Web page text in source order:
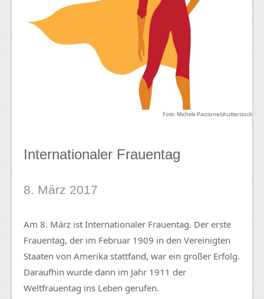
Foto: Michele Paccione/shutterstock
Internationaler Frauentag
8. März 2017
Am 8. März ist Internationaler Frauentag. Der erste
Frauentag, der im Februar 1909 in den Vereinigten
Staaten von Amerika stattfand, war ein großer Erfolg.
Daraufhin wurde dann im Jahr 1911 der
Weltfrauentag ins Leben gerufen.